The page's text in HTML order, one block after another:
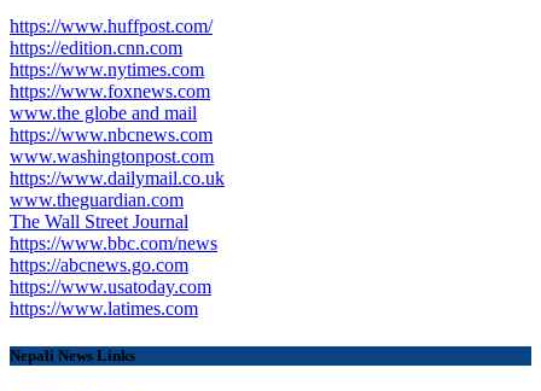
https://www.huffpost.com/
https://edition.cnn.com
https://www.nytimes.com
https://www.foxnews.com
www.the globe and mail
https://www.nbcnews.com
www.washingtonpost.com
https://www.dailymail.co.uk
www.theguardian.com
The Wall Street Journal
https://www.bbc.com/news
https://abcnews.go.com
https://www.usatoday.com
https://www.latimes.com
Nepali News Links